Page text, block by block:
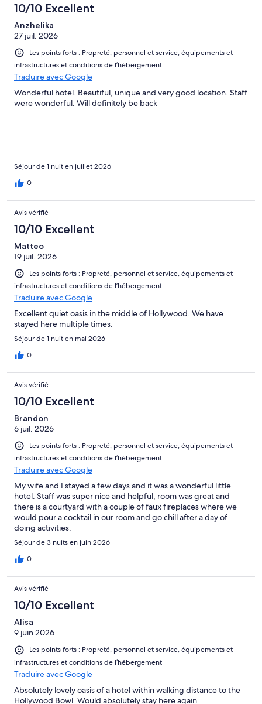
10/10 Excellent
Anzhelika
27 juil. 2026
Les points forts : Propreté, personnel et service, équipements et
infrastructures et conditions de l’hébergement
Traduire avec Google
Wonderful hotel. Beautiful, unique and very good location. Staff
were wonderful. Will definitely be back
Séjour de 1 nuit en juillet 2026
0
Avis vérifié
10/10 Excellent
Matteo
19 juil. 2026
Les points forts : Propreté, personnel et service, équipements et
infrastructures et conditions de l’hébergement
Traduire avec Google
Excellent quiet oasis in the middle of Hollywood. We have
stayed here multiple times.
Séjour de 1 nuit en mai 2026
0
Avis vérifié
10/10 Excellent
Brandon
6 juil. 2026
Les points forts : Propreté, personnel et service, équipements et
infrastructures et conditions de l’hébergement
Traduire avec Google
My wife and I stayed a few days and it was a wonderful little
hotel. Staff was super nice and helpful, room was great and
there is a courtyard with a couple of faux fireplaces where we
would pour a cocktail in our room and go chill after a day of
doing activities.
Séjour de 3 nuits en juin 2026
0
Avis vérifié
10/10 Excellent
Alisa
9 juin 2026
Les points forts : Propreté, personnel et service, équipements et
infrastructures et conditions de l’hébergement
Traduire avec Google
Absolutely lovely oasis of a hotel within walking distance to the
Hollywood Bowl. Would absolutely stay here again.